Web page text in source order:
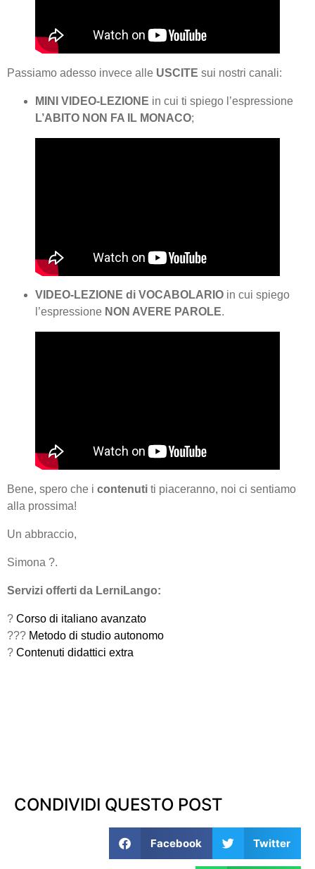
Passiamo adesso invece alle USCITE sui nostri canali:
MINI VIDEO-LEZIONE in cui ti spiego l’espressione
L’ABITO NON FA IL MONACO;
VIDEO-LEZIONE di VOCABOLARIO in cui spiego
l’espressione NON AVERE PAROLE.
Bene, spero che i contenuti ti piaceranno, noi ci sentiamo
alla prossima!
Un abbraccio,
Simona ?.
Servizi offerti da LerniLango:
? Corso di italiano avanzato
??‍? Metodo di studio autonomo
? Contenuti didattici extra
CONDIVIDI QUESTO POST
Facebook Twitter